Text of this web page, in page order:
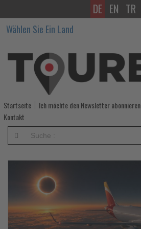
Wissen,
was
im
Tourismus
los
ist!
DE EN TR
Wählen Sie Ein Land
Startseite Ich möchte den Newsletter abonnieren
Kontakt